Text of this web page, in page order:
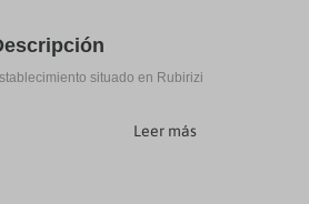
situado en Rubirizi
Leer más